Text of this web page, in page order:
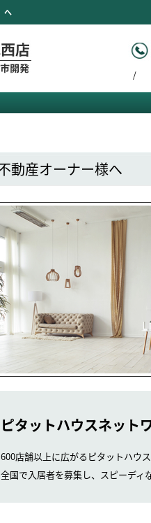
へ
動産オーナー様へ
ピタットハウスネット
600店舗以上に広がるピタットハウス
全国で入居者を募集し、スピーディ